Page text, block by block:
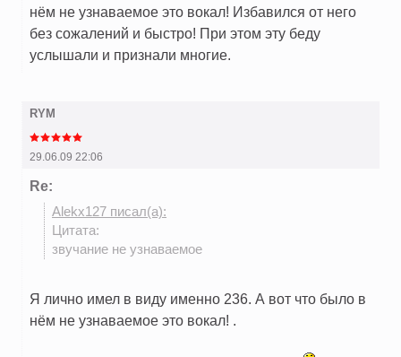
нём не узнаваемое это вокал! Избавился от него
без сожалений и быстро! При этом эту беду
услышали и признали многие.
RYM
29.06.09 22:06
Re:
Alekx127 писал(а):
Цитата:
звучание не узнаваемое
Я лично имел в виду именно 236. А вот что было в
нём не узнаваемое это вокал! .